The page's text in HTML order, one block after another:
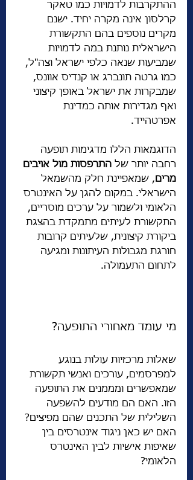
ההתקרבות לדמויות כמו טאקר
קרלסון אינה מקרה יחיד. ישנם
מקרים נוספים בהם התקשורת
הישראלית נותנת במה לדמויות
שמביעות שנאה כלפי ישראל וצה"ל,
כמו גרטה תונברג או קנדיס אוונס,
שמבקרות את ישראל באופן קיצוני
ואף מגדירות אותה כמדינת
אפרטהייד.
הדוגמאות הללו מדגימות תופעה
רחבה יותר של התרפסות מול אויבים
מרים , שמאפיינת חלק מהשמאל
הישראלי. במקום להגן על האינטרס
הלאומי ולשמור על ערכים מוסריים,
התקשורת לעיתים מתמקדת בהצגת
ביקורת קיצונית, שלעיתים קרובות
חורגת מגבולות העיתונות ומגיעה
לתחום התעמולה.
מי עומד מאחורי התופעה?
שאלות מרכזיות עולות בנוגע
למפרסמים, עורכים ואנשי תקשורת
שמאפשרים ומממנים את התופעה
הזו. האם הם מודעים להשפעה
השלילית של התכנים שהם מפיצים?
האם יש כאן ניגוד אינטרסים בין
שאיפות אישיות לבין האינטרס
הלאומי?